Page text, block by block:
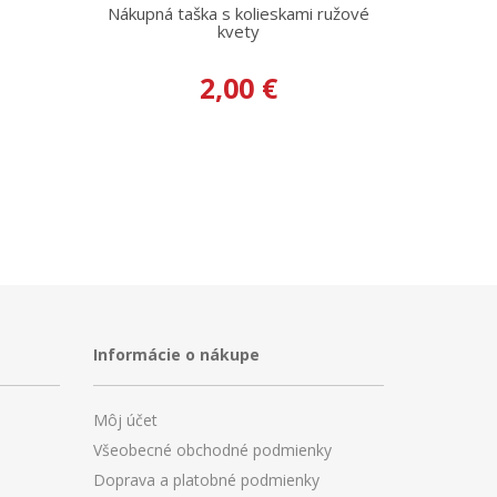
Nákupná taška s kolieskami ružové
kvety
2,00 €
Informácie o nákupe
Môj účet
Všeobecné obchodné podmienky
Doprava a platobné podmienky